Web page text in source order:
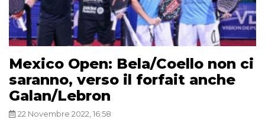
Mexico Open: Bela/Coello non ci
saranno, verso il forfait anche
Galan/Lebron
22 Novembre 2022, 16:58